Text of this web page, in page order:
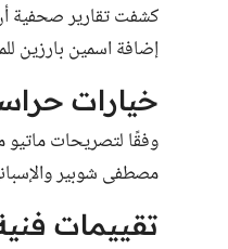
كشفت تقارير صحفية
إضافة اسمين بارزين
خيارات
وفقًا لتصريحات ماتيو
مصطفى شوبير
تقييمات